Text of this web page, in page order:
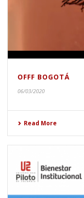
OFFF BOGOTÁ
06/03/2020
Read More